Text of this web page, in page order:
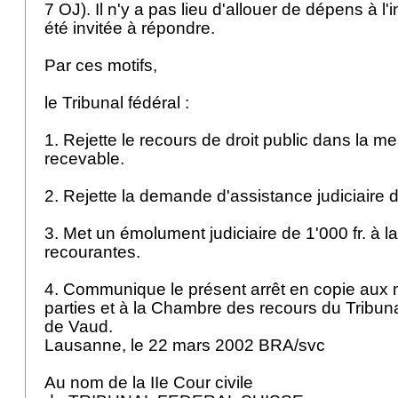
7 OJ). Il n'y a pas lieu d'allouer de dépens à
été invitée à répondre.
Par ces motifs,
le Tribunal fédéral :
1. Rejette le recours de droit public dans la
recevable.
2. Rejette la demande d'assistance judiciaire
3. Met un émolument judiciaire de 1'000 fr. à
recourantes.
4. Communique le présent arrêt en copie aux
parties et à la Chambre des recours du
de Vaud.
Lausanne, le 22 mars 2002 BRA/svc
Au nom de la IIe Cour civile